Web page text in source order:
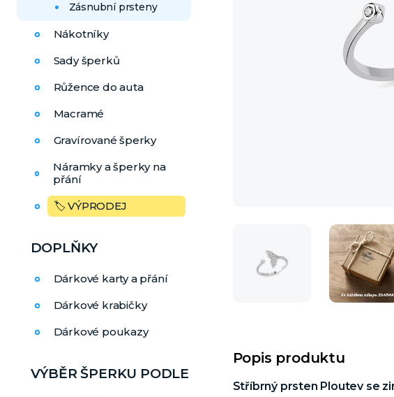
Zásnubní prsteny
Nákotníky
Sady šperků
Růžence do auta
Macramé
Gravírované šperky
Náramky a šperky na
přání
🏷️ VÝPRODEJ
DOPLŇKY
Dárkové karty a přání
Dárkové krabičky
Dárkové poukazy
VÝBĚR ŠPERKU PODLE
Popis produktu
Stříbrný prsten Ploutev se